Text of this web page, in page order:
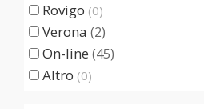
Rovigo (0)
Verona (2)
On-line (45)
Altro (0)